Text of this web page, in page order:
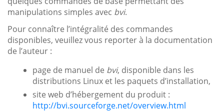
manipulations simples avec bvi.
Pour connaître l’intégralité des commandes
disponibles, veuillez vous reporter à la documentation
de l’auteur :
page de manuel de bvi, disponible dans les
distributions Linux et les paquets d’installation,
site web d’hébergement du produit :
http://bvi.sourceforge.net/overview.html